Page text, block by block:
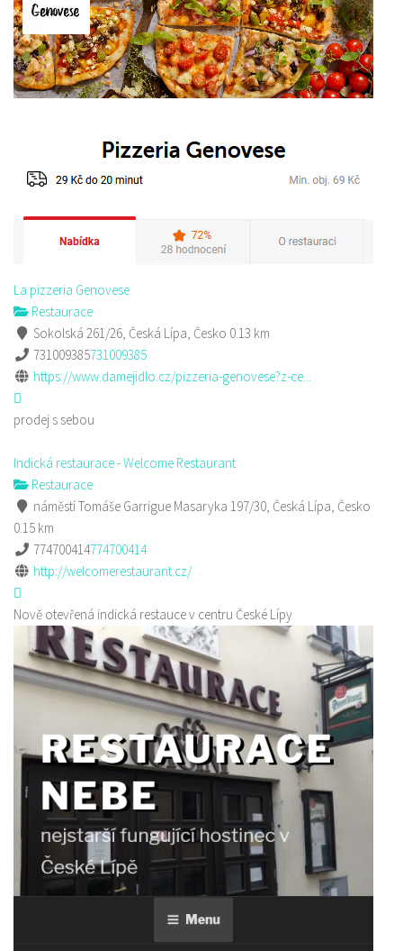
La pizzeria Genovese
Restaurace
Sokolská 261/26, Česká Lípa, Česko 0.13 km
731009385731009385
https://www.damejidlo.cz/pizzeria-genovese?z-ce...
prodej s sebou
Indická restaurace - Welcome Restaurant
Restaurace
náměstí Tomáše Garrigue Masaryka 197/30, Česká Lípa, Česko
0.15 km
774700414774700414
http://welcomerestaurant.cz/
Nově otevřená indická restauce v centru České Lípy